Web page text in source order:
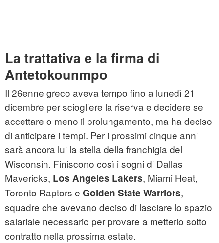
La trattativa e la firma di
Antetokounmpo
Il 26enne greco aveva tempo fino a lunedì 21
dicembre per sciogliere la riserva e decidere se
accettare o meno il prolungamento, ma ha deciso
di anticipare i tempi. Per i prossimi cinque anni
sarà ancora lui la stella della franchigia del
Wisconsin. Finiscono così i sogni di Dallas
Mavericks, Los Angeles Lakers, Miami Heat,
Toronto Raptors e Golden State Warriors,
squadre che avevano deciso di lasciare lo spazio
salariale necessario per provare a metterlo sotto
contratto nella prossima estate.